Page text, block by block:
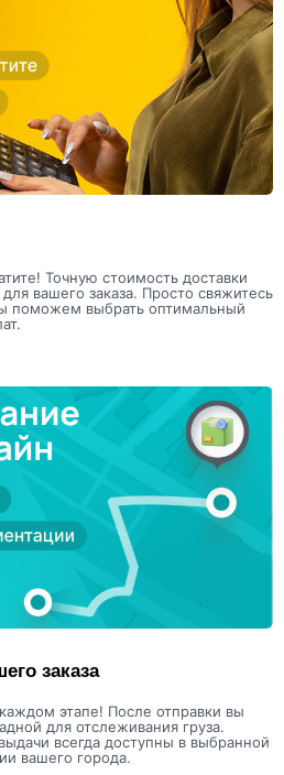
Точную стоимость доставки
вашего заказа. Просто свяжитесь
выбрать оптимальный
заказа
этапе! После отправки вы
для отслеживания груза.
всегда доступны в выбранной
вашего города.